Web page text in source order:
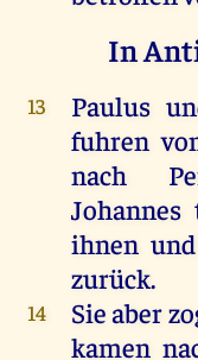
In
13 Paulus
fuhren
nach
Johannes
ihnen und
zurück.
14 Sieaber
kamen